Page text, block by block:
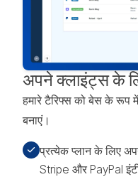
अपने क्लाइंट्स के
हमारे टैरिफ्स को बेस के
बनाएं।
प्रत्येक प्लान के लिए
Stripe और PayPal